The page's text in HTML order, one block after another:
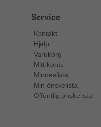
Service
Kontakt
Hjälp
Varukorg
Mitt konto
Minneslista
Min önskelista
Offentlig önskelista